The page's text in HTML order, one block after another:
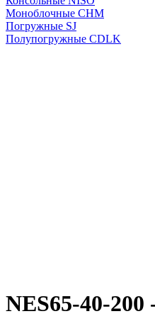
Моноблочные CHМ
Погружные SJ
Полупогружные CDLK
NES65-40-200